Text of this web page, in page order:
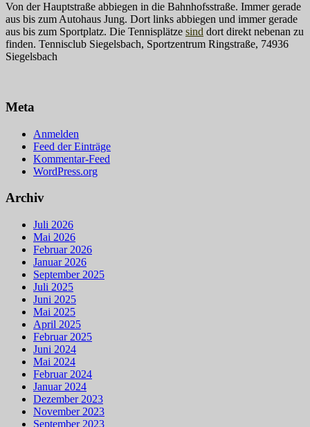
Von der Hauptstraße abbiegen in die Bahnhofsstraße. Immer gerade
aus bis zum Autohaus Jung. Dort links abbiegen und immer gerade
aus bis zum Sportplatz. Die Tennisplätze sind dort direkt nebenan zu
finden. Tennisclub Siegelsbach, Sportzentrum Ringstraße, 74936
Siegelsbach
Meta
Anmelden
Feed der Einträge
Kommentar-Feed
WordPress.org
Archiv
Juli 2026
Mai 2026
Februar 2026
Januar 2026
September 2025
Juli 2025
Juni 2025
Mai 2025
April 2025
Februar 2025
Juni 2024
Mai 2024
Februar 2024
Januar 2024
Dezember 2023
November 2023
September 2023